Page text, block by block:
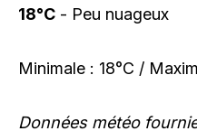
18°C - Peu nuageux
Minimale : 18°C /
Données météo